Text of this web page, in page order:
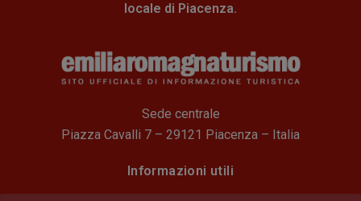
locale di Piacenza.
Sede centrale
Piazza Cavalli 7 – 29121 Piacenza – Italia
Informazioni utili